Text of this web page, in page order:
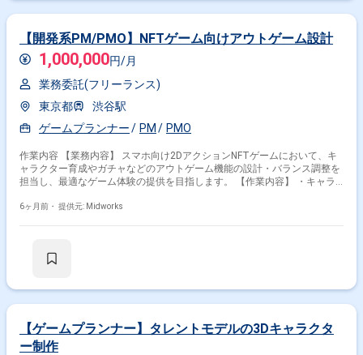
【開発系PM/PMO】NFTゲーム向けアウトゲーム設計
1,000,000円/月
業務委託(フリーランス)
東京都
渋谷駅
ゲームプランナー
PM PMO
作業内容 【業務内容】 スマホ向け2DアクションNFTゲームにおいて、キ
ャラクター育成やガチャなどのアウトゲーム機能の設計・バランス調整を
担当し、最適なゲーム体験の提供を目指します。 【作業内容】 ・キャラ
ンス調整、実装
6ヶ月前・ 提供元: Midworks
【ゲームプランナー】タレントモデルの3Dキャラクタ
ー制作